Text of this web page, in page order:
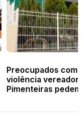
Preocupados com
violência
Pimenteiras